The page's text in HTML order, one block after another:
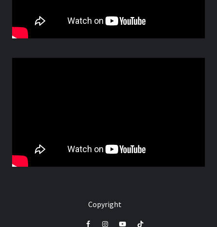
Copyright
FacebookInstagramYoutube
Tik